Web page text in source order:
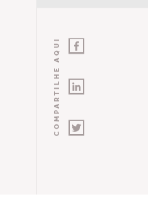
COMPARTILHE AQUI